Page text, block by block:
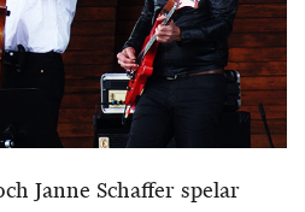
Janne Schaffer spelar